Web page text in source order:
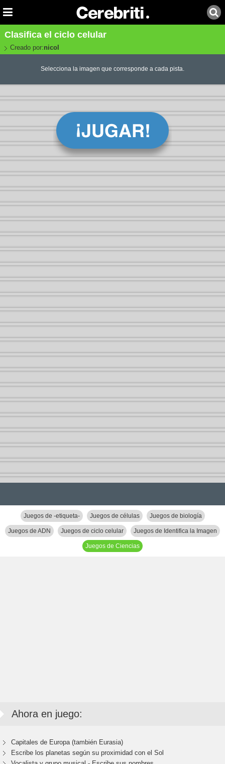
Clasifica el ciclo celular
Creado por:nicol
Selecciona la imagen que corresponde a cada pista.
Juegos de -etiqueta- Juegos de células Juegos de biología
Juegos de ADN Juegos de ciclo celular Juegos de Identifica la Imagen
Juegos de Ciencias
Ahora en juego:
Capitales de Europa (también Eurasia)
Escribe los planetas según su proximidad con el Sol